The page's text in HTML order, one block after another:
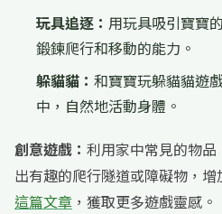
玩具追逐： 用玩具吸引寶寶
鍛鍊爬行和移動的能力。
躲貓貓： 和寶寶玩躲貓貓遊
中，自然地活動身體。
創意遊戲： 利用家中常見的物
出有趣的爬行隧道或障礙物，
這篇文章 ，獲取更多遊戲靈感。